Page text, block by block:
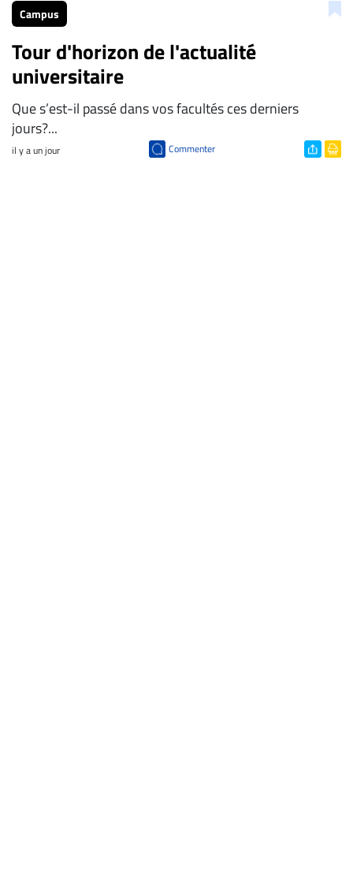
Campus
Tour d'horizon de l'actualité
universitaire
Que s’est-il passé dans vos facultés ces derniers
jours?...
il y a un jour Commenter